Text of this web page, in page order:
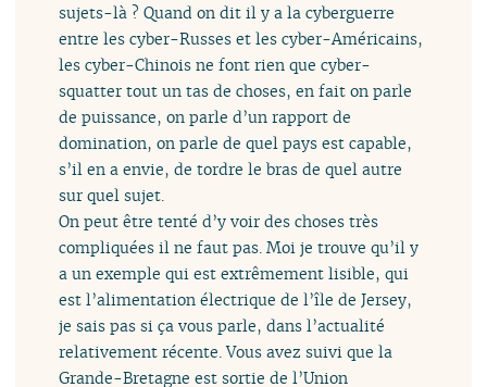
sujets-là ? Quand on dit il y a la cyberguerre
entre les cyber-Russes et les cyber-Américains,
les cyber-Chinois ne font rien que cyber-
squatter tout un tas de choses, en fait on parle
de puissance, on parle d’un rapport de
domination, on parle de quel pays est capable,
s’il en a envie, de tordre le bras de quel autre
sur quel sujet.
On peut être tenté d’y voir des choses très
compliquées il ne faut pas. Moi je trouve qu’il y
a un exemple qui est extrêmement lisible, qui
est l’alimentation électrique de l’île de Jersey,
je sais pas si ça vous parle, dans l’actualité
relativement récente. Vous avez suivi que la
Grande-Bretagne est sortie de l’Union